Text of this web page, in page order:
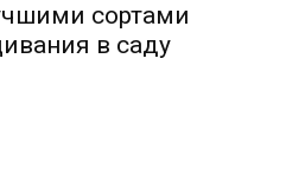
сортами
в саду